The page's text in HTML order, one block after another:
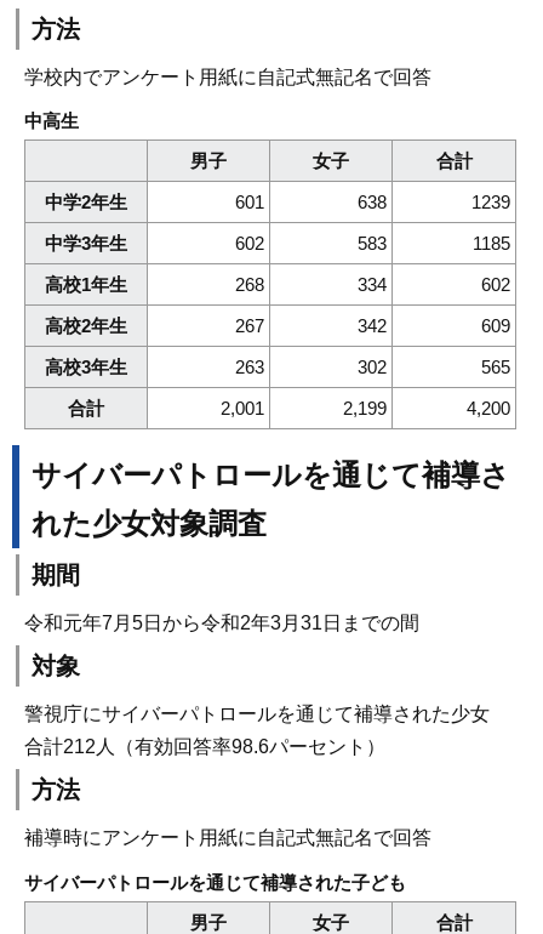
方法
学校内でアンケート用紙に自記式無記名で回答
中高生
男子
女子
合計
中学2年生
601 638
1239
中学3年生
602 583
1185
高校1年生
268 334
602
高校2年生
267 342
609
高校3年生
263 302
565
合計
2,001 2,199 4,200
サイバーパトロールを通じて補導さ
れた少女対象調査
期間
令和元年7月5日から令和2年3月31日までの間
対象
警視庁にサイバーパトロールを通じて補導された少女
合計212人（有効回答率98.6パーセント）
方法
補導時にアンケート用紙に自記式無記名で回答
サイバーパトロールを通じて補導された子ども
男子
女子
合計